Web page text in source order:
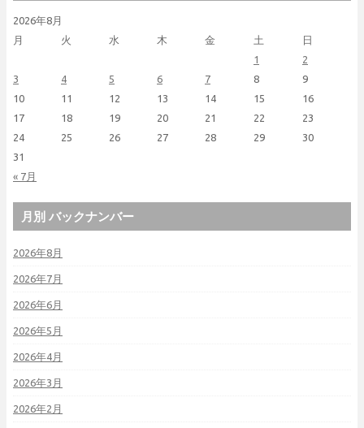
2026年8月
月
火 水 木 金 土 日
« 7月
1
2
3
4 5 6 7 8
9
10
11 12 13 14 15
16
17
18 19 20 21 22
23
24
25 26 27 28 29
30
31
月別 バックナンバー
2026年8月
2026年7月
2026年6月
2026年5月
2026年4月
2026年3月
2026年2月